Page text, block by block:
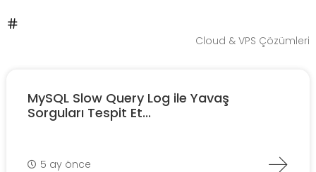
Cloud & VPS Çözümleri
MySQL Slow Query Log ile Yavaş
Sorguları Tespit Et...
5 ay önce